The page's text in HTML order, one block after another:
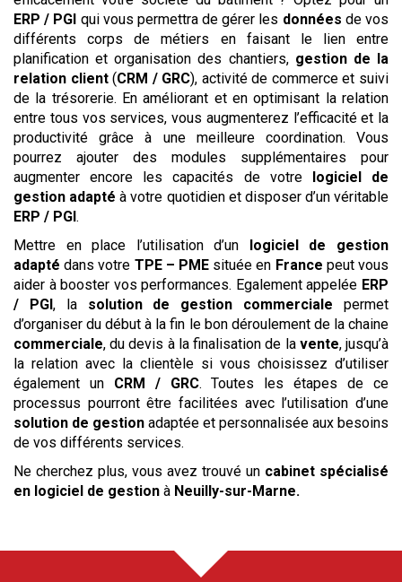
ERP / PGI qui vous permettra de gérer les données de vos
différents corps de métiers en faisant le lien entre
planification et organisation des chantiers, gestion de la
relation client(CRM / GRC), activité de commerce et suivi
de la trésorerie. En améliorant et en optimisant la relation
entre tous vos services, vous augmenterez l’efficacité et la
productivité grâce à une meilleure coordination. Vous
pourrez ajouter des modules supplémentaires pour
augmenter encore les capacités de votre
logiciel de
gestion adapté à votre quotidien et disposer d’un véritable
ERP / PGI .
Mettre en place l’utilisation d’un
logiciel de gestion
adapté dans votre TPE – PME située en France peut vous
aider à booster vos performances. Egalement appelée ERP
/ PGI , la solution de gestion commerciale permet
d’organiser du début à la fin le bon déroulement de la chaine
commerciale, du devis à la finalisation de la vente, jusqu’à
la relation avec la clientèle si vous choisissez d’utiliser
également un CRM / GRC. Toutes les étapes de ce
processus pourront être facilitées avec l’utilisation d’une
solution de gestion adaptée et personnalisée aux besoins
de vos différents services.
Ne cherchez plus, vous avez trouvé un cabinet spécialisé
en logiciel de gestion à Neuilly-sur-Marne.